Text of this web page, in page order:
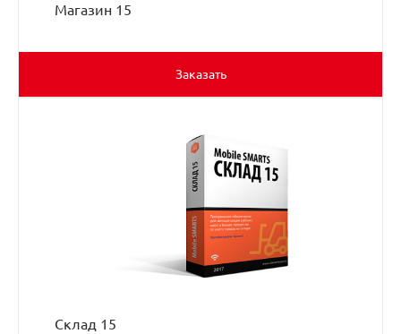
Магазин 15
Заказать
Склад 15